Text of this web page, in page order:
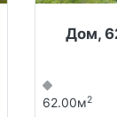
Дом,
62.00м2